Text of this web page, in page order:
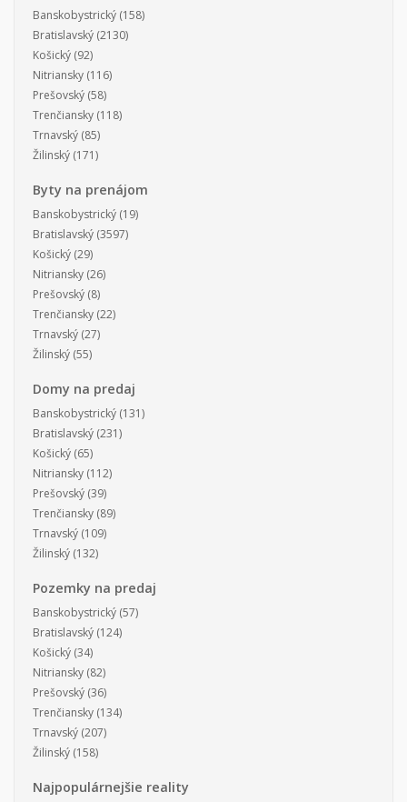
Banskobystrický (158)
Bratislavský (2130)
Košický (92)
Nitriansky (116)
Prešovský (58)
Trenčiansky (118)
Trnavský (85)
Žilinský (171)
Byty na prenájom
Banskobystrický (19)
Bratislavský (3597)
Košický (29)
Nitriansky (26)
Prešovský (8)
Trenčiansky (22)
Trnavský (27)
Žilinský (55)
Domy na predaj
Banskobystrický (131)
Bratislavský (231)
Košický (65)
Nitriansky (112)
Prešovský (39)
Trenčiansky (89)
Trnavský (109)
Žilinský (132)
Pozemky na predaj
Banskobystrický (57)
Bratislavský (124)
Košický (34)
Nitriansky (82)
Prešovský (36)
Trenčiansky (134)
Trnavský (207)
Žilinský (158)
Najpopulárnejšie reality